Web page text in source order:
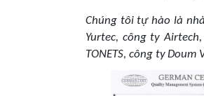
Chúng tôi tự hào là
Yurtec, công ty
TONETS, công tyDoum